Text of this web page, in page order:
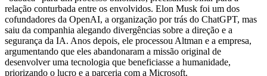
relação conturbada entre os envolvidos. Elon Musk foi um dos
cofundadores da OpenAI, a organização por trás do ChatGPT, mas
saiu da companhia alegando divergências sobre a direção e a
segurança da IA. Anos depois, ele processou Altman e a empresa,
argumentando que eles abandonaram a missão original de
desenvolver uma tecnologia que beneficiasse a humanidade,
priorizando o lucro e a parceria com a Microsoft.